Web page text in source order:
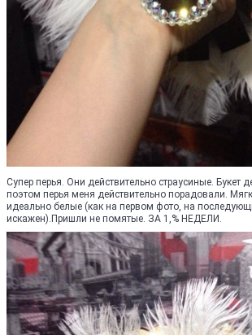
Супер перья. Они действительно страусиные. Букет
поэтом перья меня действительно порадовали.
идеально белые (как на первом фото, на
искажен).Пришли не помятые. ЗА 1,% НЕДЕЛИ.